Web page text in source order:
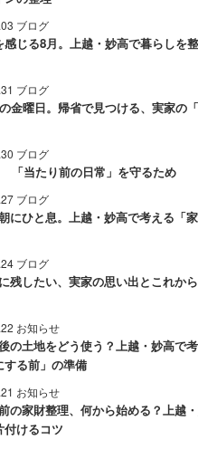
ブログ
感じる8月。上越・妙高で暮らしを
ブログ
金曜日。帰省で見つける、実家の
ブログ
「当たり前の日常」を守るため
ブログ
にひと息。上越・妙高で考える「
ブログ
残したい、実家の思い出とこれか
お知らせ
の土地をどう使う？上越・妙高で
する前」の準備
お知らせ
の家財整理、何から始める？上越
付けるコツ